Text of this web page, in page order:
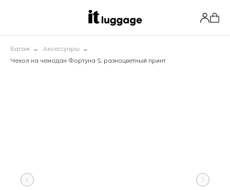
Багаж → Аксессуары →
Чехол на чемодан Фортуна S, разноцветный принт